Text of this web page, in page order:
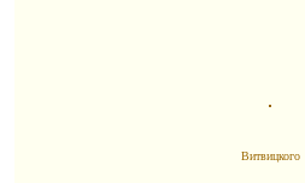
Витвицкого